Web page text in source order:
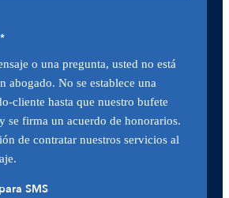
*
o una pregunta, usted no está
abogado. No se establece una
cliente hasta que nuestro bufete
se firma un acuerdo de honorarios.
de contratar nuestros servicios al
SMS